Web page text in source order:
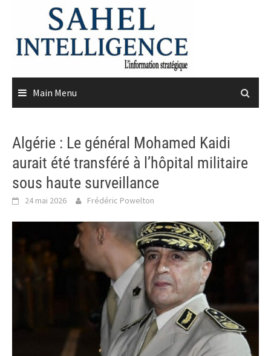
content
Main Menu
Algérie : Le général Mohamed Kaidi
aurait été transféré à l’hôpital militaire
sous haute surveillance
24 mai 2026 Frédéric Powelton